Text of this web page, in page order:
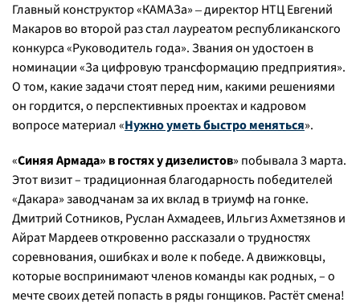
Главный конструктор «КАМАЗа» ‒ директор НТЦ Евгений
Макаров во второй раз стал лауреатом республиканского
конкурса «Руководитель года». Звания он удостоен в
номинации «За цифровую трансформацию предприятия».
О том, какие задачи стоят перед ним, какими решениями
он гордится, о перспективных проектах и кадровом
вопросе материал «Нужно уметь быстро меняться».
«Синяя Армада» в гостях у дизелистов» побывала 3 марта.
Этот визит – традиционная благодарность победителей
«Дакара» заводчанам за их вклад в триумф на гонке.
Дмитрий Сотников, Руслан Ахмадеев, Ильгиз Ахметзянов и
Айрат Мардеев откровенно рассказали о трудностях
соревнования, ошибках и воле к победе. А движковцы,
которые воспринимают членов команды как родных, – о
мечте своих детей попасть в ряды гонщиков. Растёт смена!